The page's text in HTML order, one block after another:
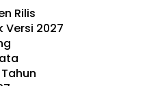
Rilis
Versi 2027